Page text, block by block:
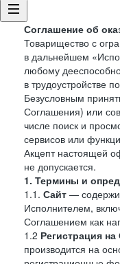
Соглашение об
Товарищество с
в дальнейшем
любому
в трудоустройстве
Безусловным
Соглашения) или
числе поиск и
сервисов или
Акцепт настоящей
не допускается.
1. Термины и
1.1. Сайт —
Исполнителем,
Соглашением как
1.2 Регистрация на
производится на